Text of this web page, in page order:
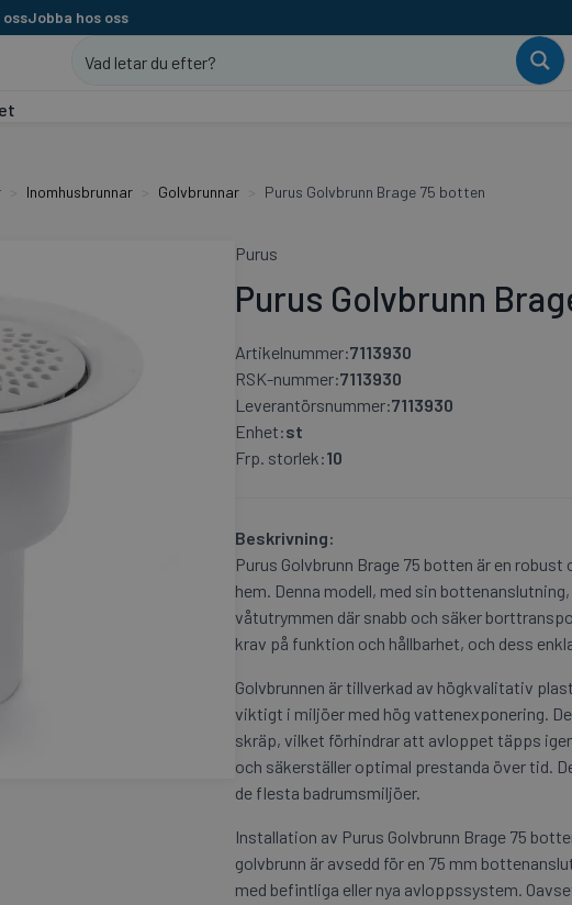
Jobba hos oss
Inomhusbrunnar Golvbrunnar Purus Golvbrunn Brage 75 botten
Purus
Purus Golvbrunn
Artikelnummer:7113930
RSK-nummer:7113930
Leverantörsnummer:7113930
Enhet:st
Frp. storlek:10
Beskrivning:
Purus Golvbrunn Brage 75 botten är en
hem. Denna modell, med sin
våtutrymmen där snabb och säker
krav på funktion och hållbarhet, och dess
Golvbrunnen är tillverkad av högkvalitativ
viktigt i miljöer med hög vattenexponering.
skräp, vilket förhindrar att avloppet täpps
och säkerställer optimal prestanda över tid.
de flesta badrumsmiljöer.
Installation av Purus Golvbrunn Brage 75
golvbrunn är avsedd för en 75 mm
med befintliga eller nya avloppssystem.